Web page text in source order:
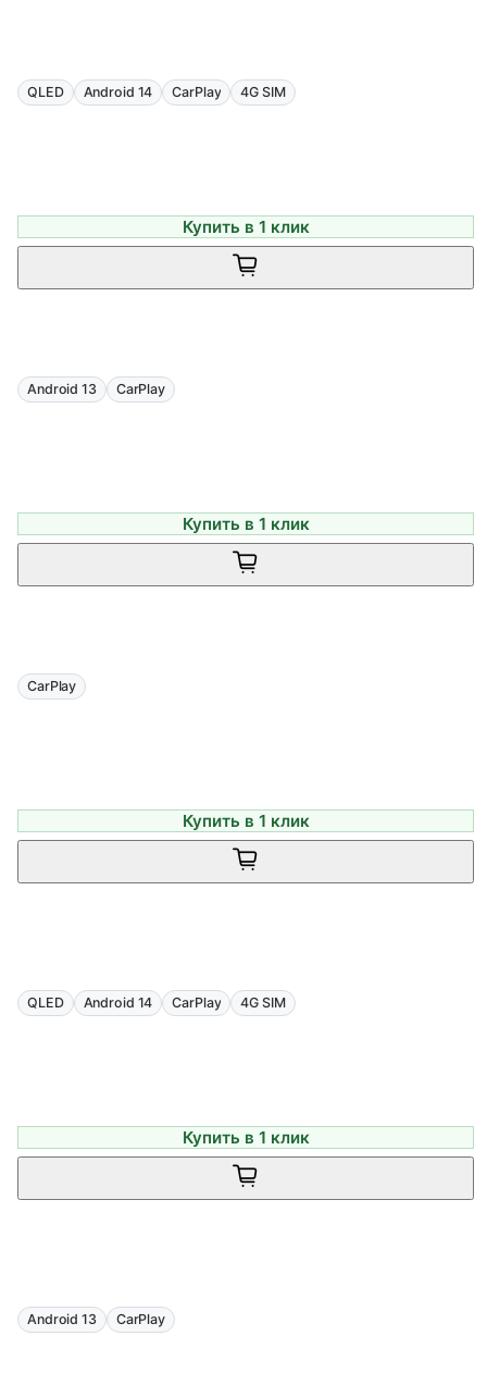
QLED Android 14 CarPlay 4G SIM
Купить в 1 клик
Android 13 CarPlay
Купить в 1 клик
CarPlay
Купить в 1 клик
QLED Android 14 CarPlay 4G SIM
Купить в 1 клик
Android 13 CarPlay